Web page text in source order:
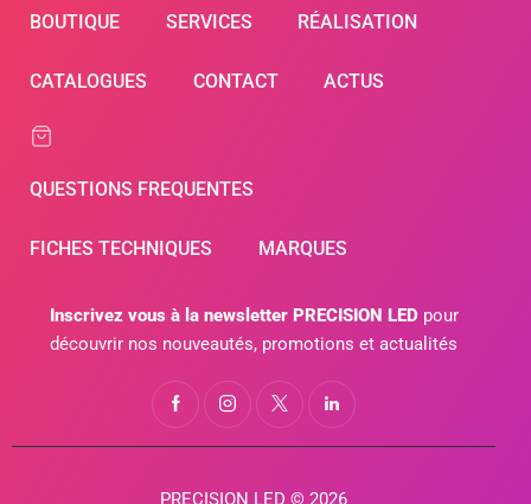
BOUTIQUE SERVICES RÉALISATION
CATALOGUES CONTACT ACTUS
QUESTIONS FREQUENTES
FICHES TECHNIQUES MARQUES
Inscrivez vous à la newsletter PRECISION LEDpour
découvrir nos nouveautés, promotions et actualités
PRECISION LED © 2026